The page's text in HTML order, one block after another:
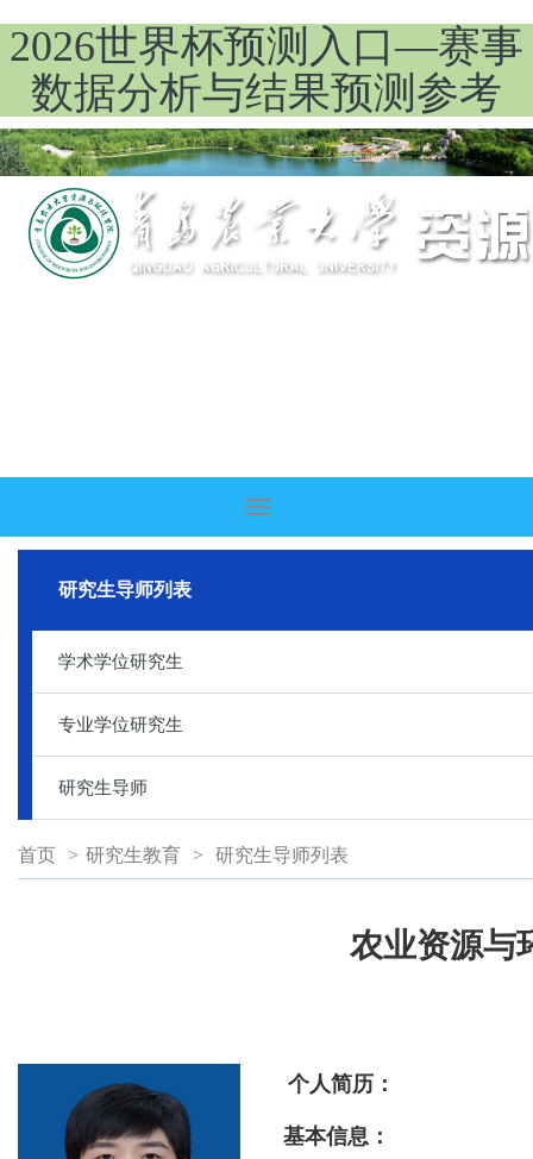
2026世界杯预测入口—赛事
数据分析与结果预测参考
研究生导师列表
学术学位研究生
专业学位研究生
研究生导师
首页 > 研究生教育 > 研究生导师列表
农业资源与
个人简历：
基本信息：